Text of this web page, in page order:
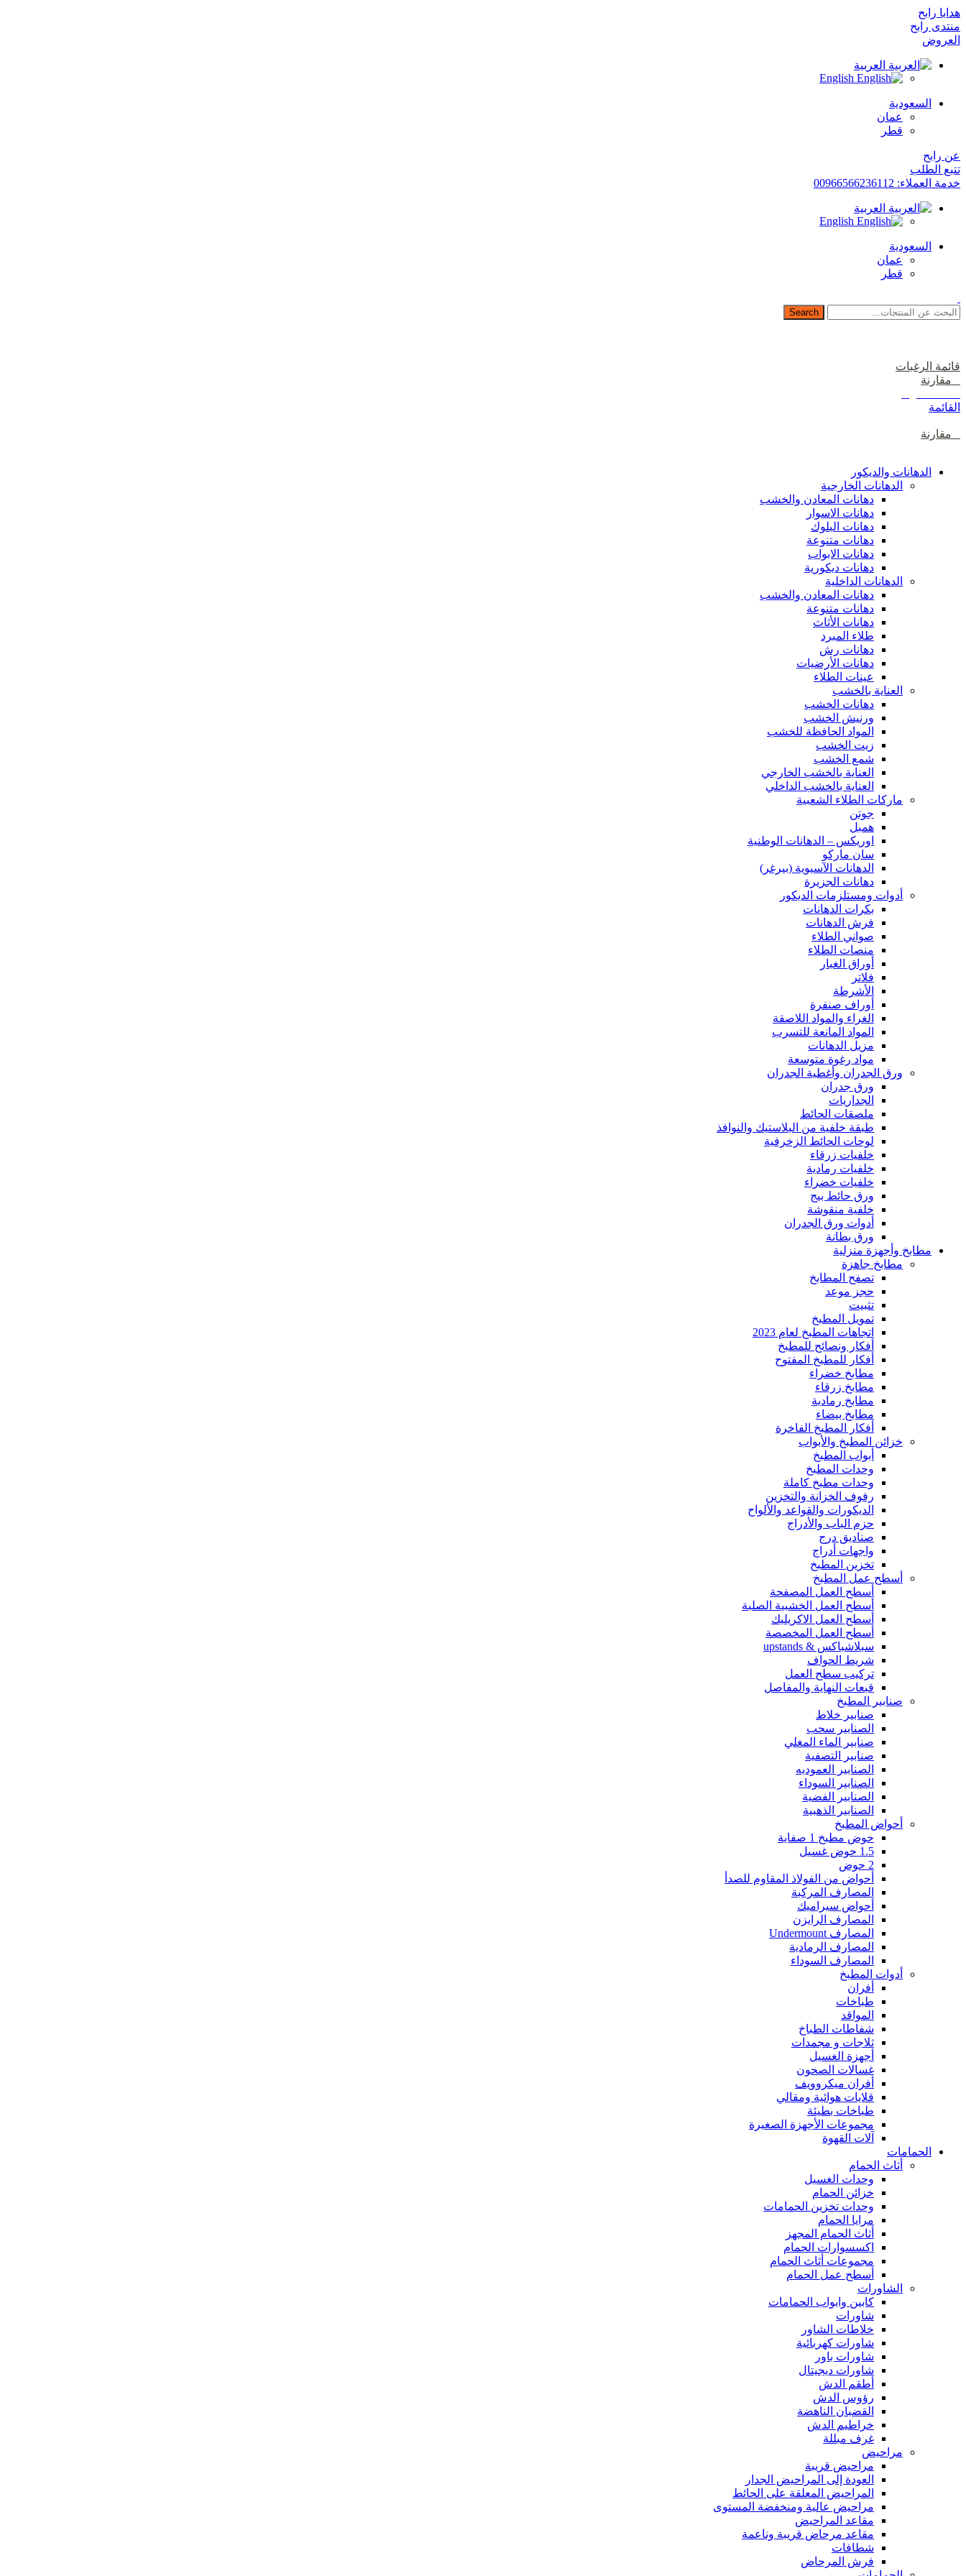
هدايا رابح
منتدى رابح
العروض
العربية
English
السعودية
عمان
قطر
عن رابح
تتبع الطلب
خدمة العملاء: 00966566236112
العربية
English
السعودية
عمان
قطر
Search
قائمة الرغبات
مقارنة
القائمة
مقارنة
الدهانات والديكور
الدهانات الخارجية
دهانات المعادن والخشب
دهانات الاسوار
دهانات البلوك
دهانات متنوعة
دهانات الابواب
دهانات ديكورية
الدهانات الداخلية
دهانات المعادن والخشب
دهانات متنوعة
دهانات الأثاث
طلاء المبرد
دهانات رش
دهانات الأرضيات
عينات الطلاء
العناية بالخشب
دهانات الخشب
ورنيش الخشب
المواد الحافظة للخشب
زيت الخشب
شمع الخشب
العناية بالخشب الخارجي
العناية بالخشب الداخلي
ماركات الطلاء الشعبية
جوتن
همبل
اوريكس – الدهانات الوطنية
سان ماركو
الدهانات الآسيوية (بيرغر)
دهانات الجزيرة
أدوات ومستلزمات الديكور
بكرات الدهانات
فرش الدهانات
صواني الطلاء
منصات الطلاء
أوراق الغبار
فلاتر
الأشرطة
أوراف صنفرة
الغراء والمواد اللاصقة
المواد المانعة للتسرب
مزيل الدهانات
مواد رغوة متوسعة
ورق الجدران وأغطية الجدران
ورق جدران
الجداريات
ملصقات الحائط
طبقة خلفية من البلاستيك والنوافذ
لوحات الحائط الزخرفية
خلفيات زرقاء
خلفيات رمادية
خلفيات خضراء
ورق حائط بيج
خلفية منقوشة
أدوات ورق الجدران
ورق بطانة
مطابخ وأجهزة منزلية
مطابخ جاهزة
تصفح المطابخ
حجز موعد
تثبيت
تمويل المطبخ
اتجاهات المطبخ لعام 2023
أفكار ونصائح للمطبخ
أفكار للمطبخ المفتوح
مطابخ خضراء
مطابخ زرقاء
مطابخ رمادية
مطابخ بيضاء
أفكار المطبخ الفاخرة
خزائن المطبخ والأبواب
أبواب المطبخ
وحدات المطبخ
وحدات مطبخ كاملة
رفوف الخزانة والتخزين
الديكورات والقواعد والألواح
حزم الباب والأدراج
صناديق درج
واجهات أدراج
تخزين المطبخ
أسطح عمل المطبخ
أسطح العمل المصفحة
أسطح العمل الخشبية الصلبة
أسطح العمل الاكريليك
أسطح العمل المخصصة
سبلاشباكس & upstands
شريط الحواف
تركيب سطح العمل
قبعات النهاية والمفاصل
صنابير المطبخ
صنابير خلاط
الصنابير سحب
صنابير الماء المغلي
صنابير التصفية
الصنابير العموديه
الصنابير السوداء
الصنابير الفضية
الصنابير الذهبية
أحواض المطبخ
حوض مطبخ 1 صفاية
1.5 حوض غسيل
2 حوض
أحواض من الفولاذ المقاوم للصدأ
المصارف المركبة
أحواض سيراميك
المصارف الرايزن
المصارف Undermount
المصارف الرمادية
المصارف السوداء
أدوات المطبخ
أفران
طباخات
المواقد
شفاطات الطباخ
ثلاجات و مجمدات
أجهزة الغسيل
غسالات الصحون
أفران ميكروويف
قلايات هوائية ومقالي
طباخات بطيئة
مجموعات الأجهزة الصغيرة
آلات القهوة
الحمامات
أثاث الحمام
وحدات الغسيل
خزائن الحمام
وحدات تخزين الحمامات
مرايا الحمام
أثاث الحمام المجهز
اكسسوارات الحمام
مجموعات أثاث الحمام
أسطح عمل الحمام
الشاورات
كابين وابواب الحمامات
شاورات
خلاطات الشاور
شاورات كهربائية
شاورات باور
شاورات ديجيتال
أطقم الدش
رؤوس الدش
القضبان الناهضة
خراطيم الدش
غرف مبللة
مراحيض
مراحيض قريبة
العودة إلى المراحيض الجدار
المراحيض المعلقة على الحائط
مراحيض عالية ومنخفضة المستوى
مقاعد المراحيض
مقاعد مرحاض قريبة وناعمة
شطافات
فرش المرحاض